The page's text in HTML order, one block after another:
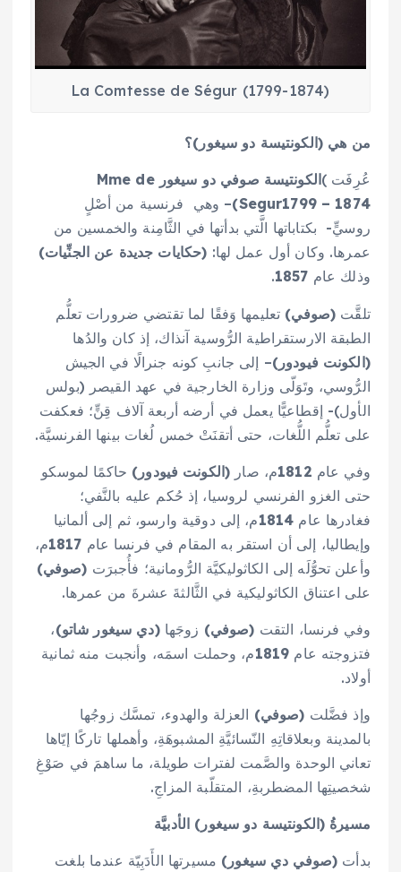
La Comtesse de Ségur (1799-1874)
من هي (الكونتيسة دو سيغور)؟
عُرِفَت )الكونتيسة صوفي دو سيغورMme de
Segur1799 – 1874
)– وهي فرنسية من أصْلٍ
روسيٍّ- بكتاباتها الَّتي بدأتها في الثَّامِنة والخمسين من
عمرها. وكان أول عمل لها: (حكايات جديدة عن الجنِّيات)
وذلك عام 1857
.
تلقَّت (صوفي) تعليمها وَفقًا لما تقتضي ضرورات تعلُّم
الطبقة الارستقراطية الرُّوسية آنذاك، إذ كان والدُها
(الكونت فيودور)– إلى جانبِ كونه جنرالًا في الجيش
الرُّوسي، وتَوَلّى وزارة الخارجية في عهد القيصر (بولس
الأول)- إقطاعيًّا يعمل في أرضه أربعة آلاف قِنٍّ؛ فعكفت
على تعلُّم اللُّغات، حتى أتقنَتْ خمس لُغات بينها الفرنسيَّة.
وفي عام 1812م، صار (الكونت فيودور) حاكمًا لموسكو
حتى الغزو الفرنسي لروسيا، إذ حُكم عليه بالنَّفي؛
فغادرها عام 1814م، إلى دوقية وارسو، ثم إلى ألمانيا
وإيطاليا، إلى أن استقر به المقام في فرنسا عام 1817م،
وأعلن تحوُّلَه إلى الكاثوليكيَّة الرُّومانية؛ فأُجبرَت (صوفي)
على اعتناق الكاثوليكية في الثَّالثةَ عشرةَ من عمرها.
وفي فرنسا، التقت (صوفي) زوجَها(دي سيغور شاتو)،
فتزوجته عام 1819م، وحملت اسمَه، وأنجبت منه ثمانية
أولاد.
وإذ فضَّلت (صوفي) العزلة والهدوء، تمسَّك زوجُها
بالمدينة وبعلاقاتِهِ النّسائيَّةِ المشبوهَةِ، وأهملها تاركًا إيّاها
تعاني الوحدة والصَّمت لفترات طويلة، ما ساهمَ في صَوْغِ
شخصيتِها المضطربةِ، المتقلّبة المزاجِ.
مسيرةُ (الكونتيسة دو سيغور) الأدبيَّة
بدأت (صوفي دي سيغور) مسيرتها الأَدَبِيّة عندما بلغت